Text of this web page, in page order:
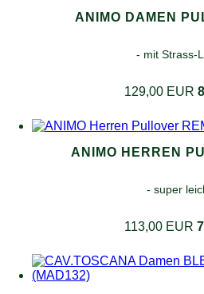
ANIMO DAMEN
- mit Strass-
129,00 EUR
ANIMO HERREN
- super
113,00 EUR